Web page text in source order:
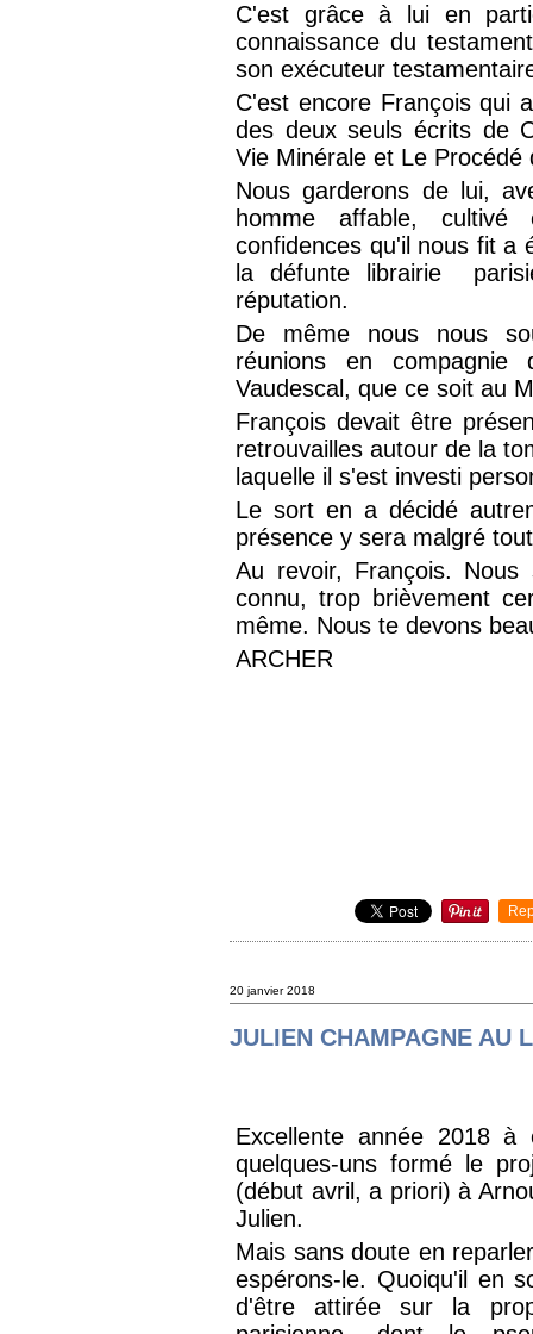
C'est grâce à lui en
connaissance du
son exécuteur
C'est encore François qui
des deux seuls écrits de
Vie Minérale et Le Procédé
Nous garderons de lui,
homme affable,
confidences qu'il nous fit a
la défunte librairie
réputation.
De même nous nous
réunions en
Vaudescal, que ce soit au
François devait être
retrouvailles autour de la
laquelle il s'est investi
Le sort en a décidé
présence y sera malgré
Au revoir, François.
connu, trop brièvement
même. Nous te devons
ARCHER
20 janvier 2018
JULIEN CHAMPAGNE AU
Excellente année 2018
quelques-uns formé le
(début avril, a priori) à
Julien.
Mais sans doute en
espérons-le. Quoiqu'il en
d'être attirée sur la